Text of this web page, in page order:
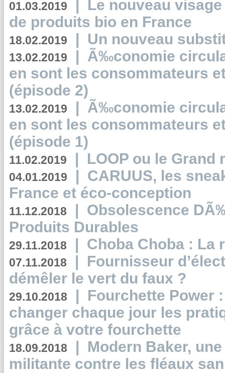
01.03.2019
Le nouveau
de produits bio en France
18.02.2019 | Un nouveau
13.02.2019 | Ã‰conomie
en sont les consommateurs
(épisode 2)
13.02.2019 | Ã‰conomie
en sont les consommateurs
(épisode 1)
11.02.2019 | LOOP ou le Grand
04.01.2019 | CARUUS, les
France et éco-conception
11.12.2018 | Obsolescence
Produits Durables
29.11.2018 | Choba Choba : La
07.11.2018 | Fournisseur
démêler le vert du faux ?
29.10.2018 | Fourchette Power
changer chaque jour les
grâce à votre fourchette
18.09.2018 | Modern Baker,
militante contre les fléaux